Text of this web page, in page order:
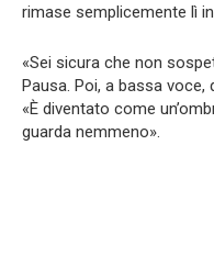
rimase semplicemente lì
«Sei sicura che non
Pausa. Poi, a bassa voce,
«È diventato come
guarda nemmeno».